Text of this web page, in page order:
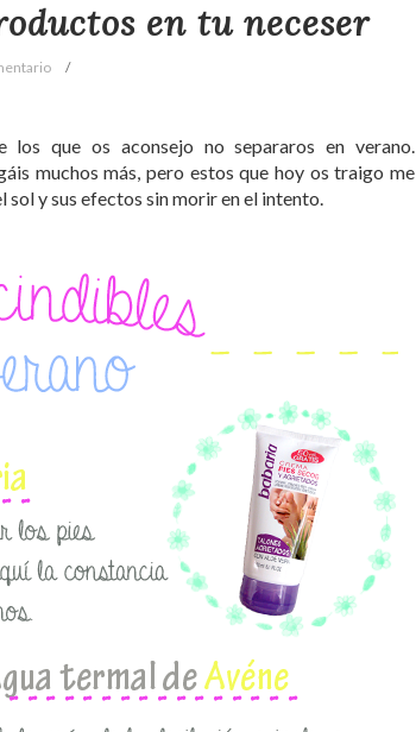
en tu neceser
que os aconsejo no separaros en verano.
muchos más, pero estos que hoy os traigo me
y sus efectos sin morir en el intento.